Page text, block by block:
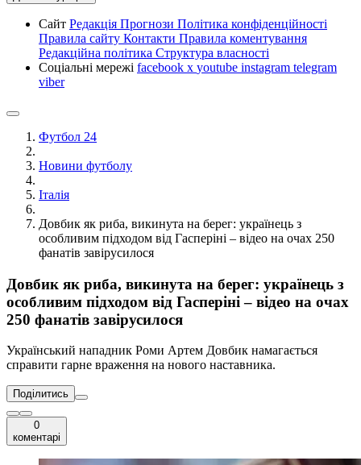
Сайт Редакція Прогнози Політика конфіденційності
Правила сайту Контакти Правила коментування
Редакційна політика Структура власності
Соціальні мережі facebook x youtube instagram telegram
viber
Футбол 24
Новини футболу
Італія
Довбик як риба, викинута на берег: українець з
особливим підходом від Гасперіні – відео на очах 250
фанатів завірусилося
Довбик як риба, викинута на берег: українець з
особливим підходом від Гасперіні – відео на очах
250 фанатів завірусилося
Український нападник Роми Артем Довбик намагається
справити гарне враження на нового наставника.
Поділитись
0
коментарі